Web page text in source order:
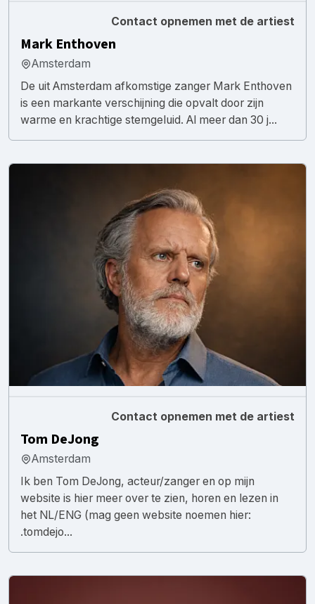
Contact opnemen met de artiest
Mark Enthoven
Amsterdam
De uit Amsterdam afkomstige zanger Mark Enthoven
is een markante verschijning die opvalt door zijn
warme en krachtige stemgeluid. Al meer dan 30 j...
Contact opnemen met de artiest
Tom DeJong
Amsterdam
Ik ben Tom DeJong, acteur/zanger en op mijn
website is hier meer over te zien, horen en lezen in
het NL/ENG (mag geen website noemen hier:
.tomdejo...